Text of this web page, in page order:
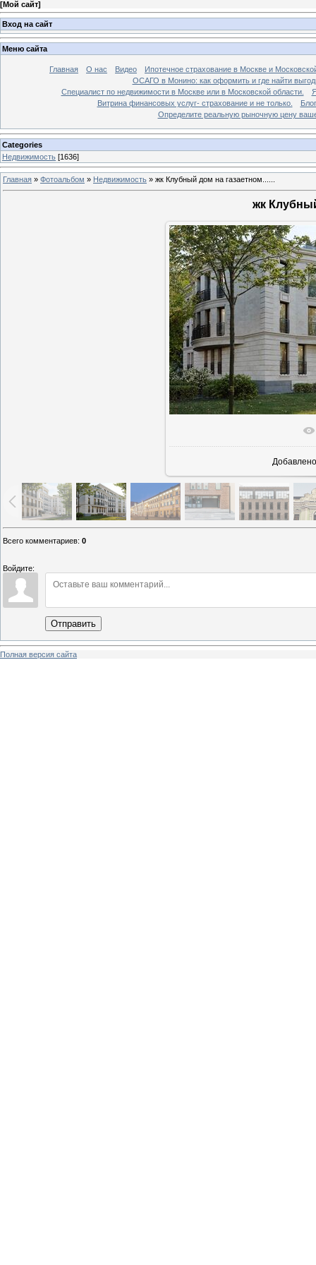
[Мой сайт]
Вход на сайт
Меню сайта
Главная О нас Видео
Ипотечное страхование в Москве и
ОСАГО в Монино: как оформить и где найти
Специалист по недвижимости в Москве или в Московской области.
Витрина финансовых услуг- страхование и не только.
Блог
Определите реальную рыночную цену
Categories
Недвижимость [1636]
Главная » Фотоальбом » Недвижимость » жк Клубный дом на газаетном......
жк
В
Добавлено
Всего комментариев: 0
Войдите:
Отправить
Полная версия сайта